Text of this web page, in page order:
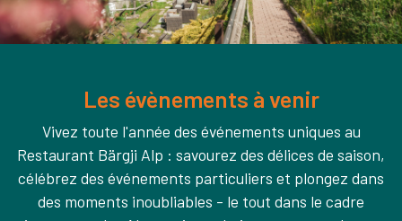
Les évènements à venir
Vivez toute l'année des événements uniques au
Restaurant Bärgji Alp : savourez des délices de saison,
célébrez des événements particuliers et plongez dans
des moments inoubliables - le tout dans le cadre